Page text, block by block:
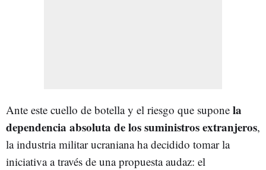
Ante este cuello de botella y el riesgo que supone la
dependencia absoluta de los suministros extranjeros,
la industria militar ucraniana ha decidido tomar la
iniciativa a través de una propuesta audaz: el